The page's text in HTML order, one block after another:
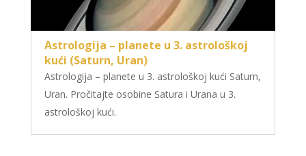
Astrologija – planete u 3. astrološkoj
kući (Saturn, Uran)
Astrologija – planete u 3. astrološkoj kući Saturn,
Uran. Pročitajte osobine Satura i Urana u 3.
astrološkoj kući.
VESNA/ Kod 05
Tarot savjetnik je slobodan
TEHNIKE:numerologija, anđeoski i ljubavni tarot, visak, yi
ching, knjiga promjena mudrosti, rune, izrada runskih
amajlija
Broj tel: 064/600-600
tel:0,93€ - mob:1,12€ min